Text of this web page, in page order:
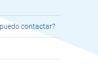
contactar?